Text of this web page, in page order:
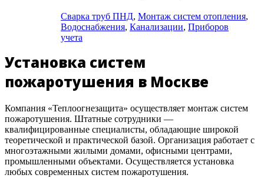
Сварка труб ПНД, Монтаж систем отопления,
Водоснабжения, Канализации, Приборов
учета
Установка систем
пожаротушения в Москве
Компания «Теплоогнезащита» осуществляет монтаж систем
пожаротушения. Штатные сотрудники —
квалифицированные специалисты, обладающие широкой
теоретической и практической базой. Организация работает с
многоэтажными жилыми домами, офисными центрами,
промышленными объектами. Осуществляется установка
любых современных систем пожаротушения.